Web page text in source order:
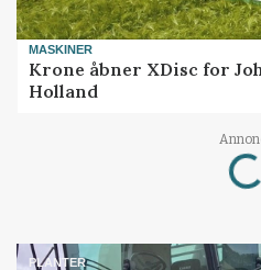
MASKINER
Krone åbner XDisc for
Holland
PLANTER